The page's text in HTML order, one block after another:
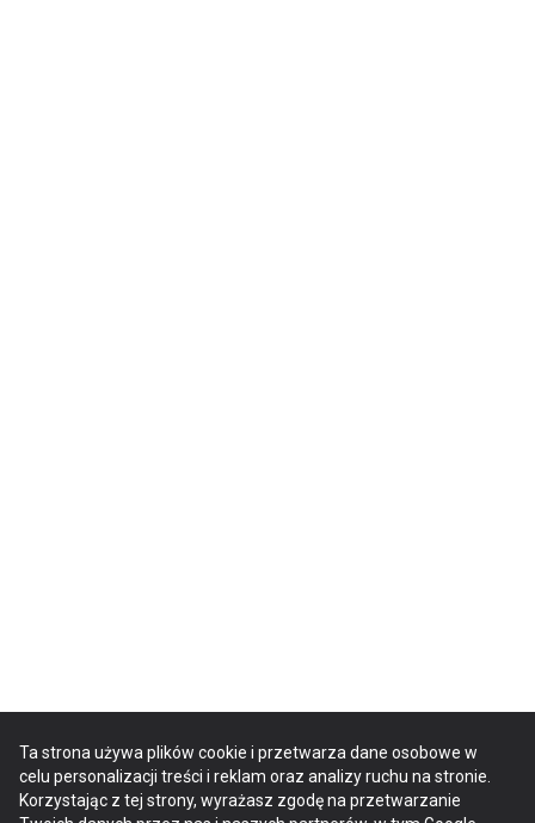
Ta strona używa plików cookie i przetwarza dane osobowe w
celu personalizacji treści i reklam oraz analizy ruchu na stronie.
Korzystając z tej strony, wyrażasz zgodę na przetwarzanie